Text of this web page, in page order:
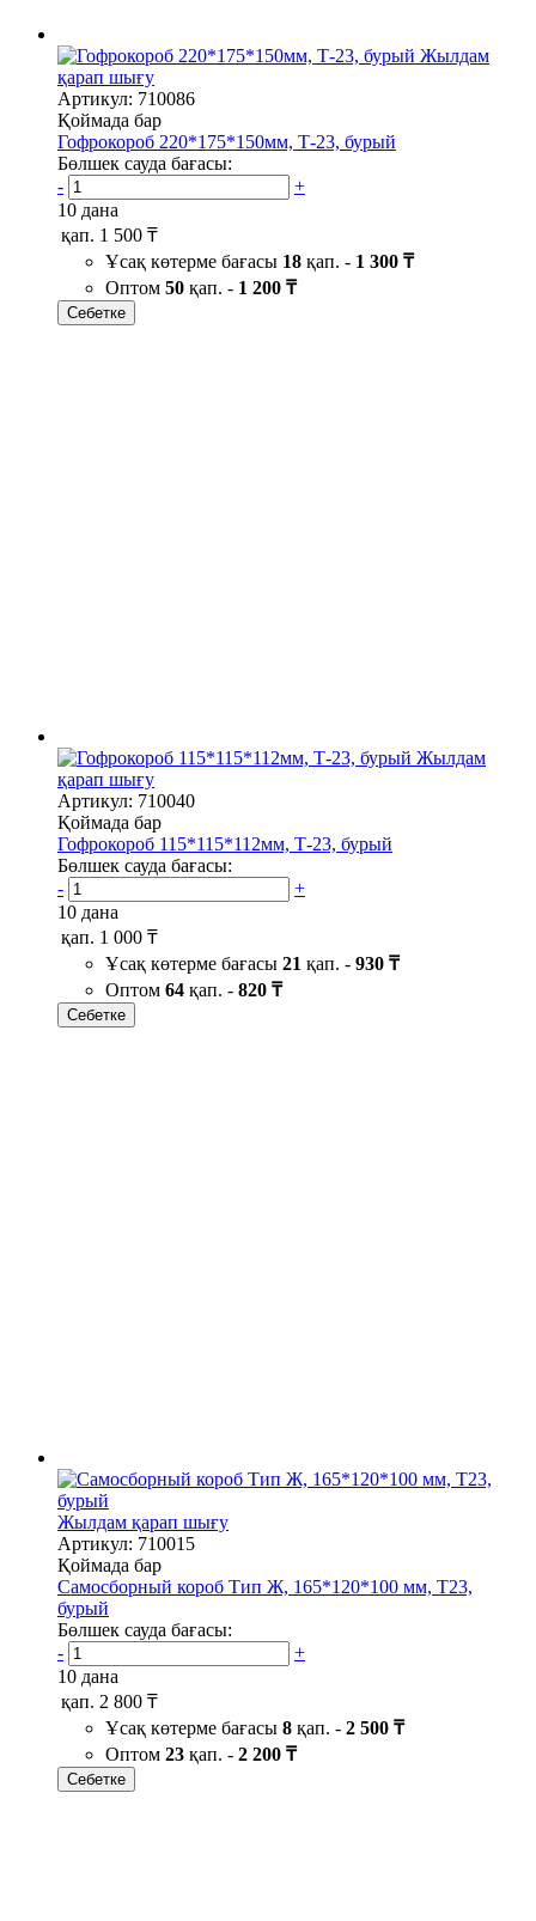
Жылдам
қарап шығу
Артикул: 710086
Қоймада бар
Гофрокороб 220*175*150мм, Т-23, бурый
Бөлшек сауда бағасы:
-
+
10 дана
қап. 1 500 ₸
Ұсақ көтерме бағасы 18 қап. - 1 300 ₸
Оптом 50 қап. - 1 200 ₸
Себетке
Жылдам
қарап шығу
Артикул: 710040
Қоймада бар
Гофрокороб 115*115*112мм, Т-23, бурый
Бөлшек сауда бағасы:
-
+
10 дана
қап. 1 000 ₸
Ұсақ көтерме бағасы 21 қап. - 930 ₸
Оптом 64 қап. - 820 ₸
Себетке
Жылдам қарап шығу
Артикул: 710015
Қоймада бар
Самосборный короб Тип Ж, 165*120*100 мм, Т23,
бурый
Бөлшек сауда бағасы:
-
+
10 дана
қап. 2 800 ₸
Ұсақ көтерме бағасы 8 қап. - 2 500 ₸
Оптом 23 қап. - 2 200 ₸
Себетке